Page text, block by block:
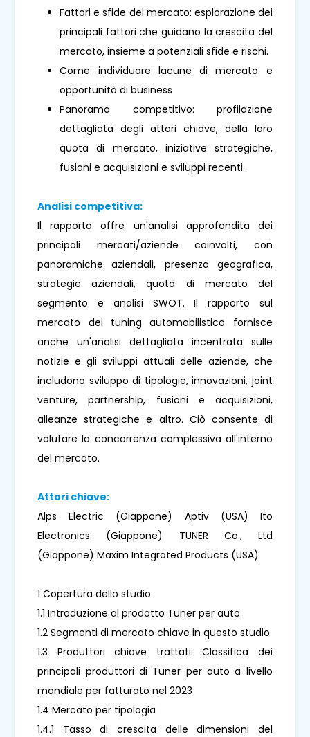
Fattori e sfide del mercato: esplorazione dei
principali fattori che guidano la crescita del
mercato, insieme a potenziali sfide e rischi.
Come individuare lacune di mercato e
opportunità di business
Panorama competitivo: profilazione
dettagliata degli attori chiave, della loro
quota di mercato, iniziative strategiche,
fusioni e acquisizioni e sviluppi recenti.
Analisi competitiva:
Il rapporto offre un'analisi approfondita dei
principali mercati/aziende coinvolti, con
panoramiche aziendali, presenza geografica,
strategie aziendali, quota di mercato del
segmento e analisi SWOT. Il rapporto sul
mercato del tuning automobilistico fornisce
anche un'analisi dettagliata incentrata sulle
notizie e gli sviluppi attuali delle aziende, che
includono sviluppo di tipologie, innovazioni, joint
venture, partnership, fusioni e acquisizioni,
alleanze strategiche e altro. Ciò consente di
valutare la concorrenza complessiva all'interno
del mercato.
Attori chiave:
Alps Electric (Giappone) Aptiv (USA) Ito
Electronics (Giappone) TUNER Co., Ltd
(Giappone) Maxim Integrated Products (USA)
1 Copertura dello studio
1.1 Introduzione al prodotto Tuner per auto
1.2 Segmenti di mercato chiave in questo studio
1.3 Produttori chiave trattati: Classifica dei
principali produttori di Tuner per auto a livello
mondiale per fatturato nel 2023
1.4 Mercato per tipologia
1.4.1 Tasso di crescita delle dimensioni del